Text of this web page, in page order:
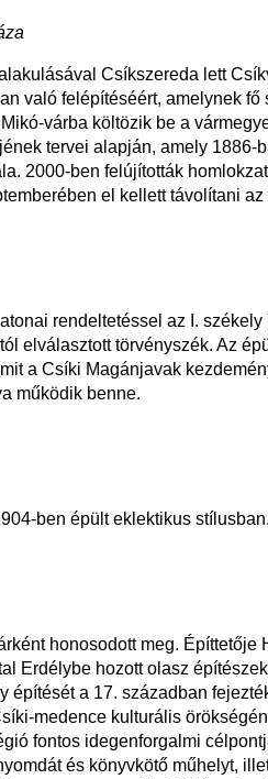
Csíkszereda lett
való felépítéséért, amelynek
várba költözik be a
tervei alapján, amely 1886-
2000-ben felújították
el kellett távolítani
rendeltetéssel az I.
elválasztott törvényszék. Az
a Csíki Magánjavak
működik benne.
ben épült eklektikus stílusban.
honosodott meg. Építtetője
Erdélybe hozott olasz
a 17. században
medence kulturális
fontos idegenforgalmi
és könyvkötő műhelyt,